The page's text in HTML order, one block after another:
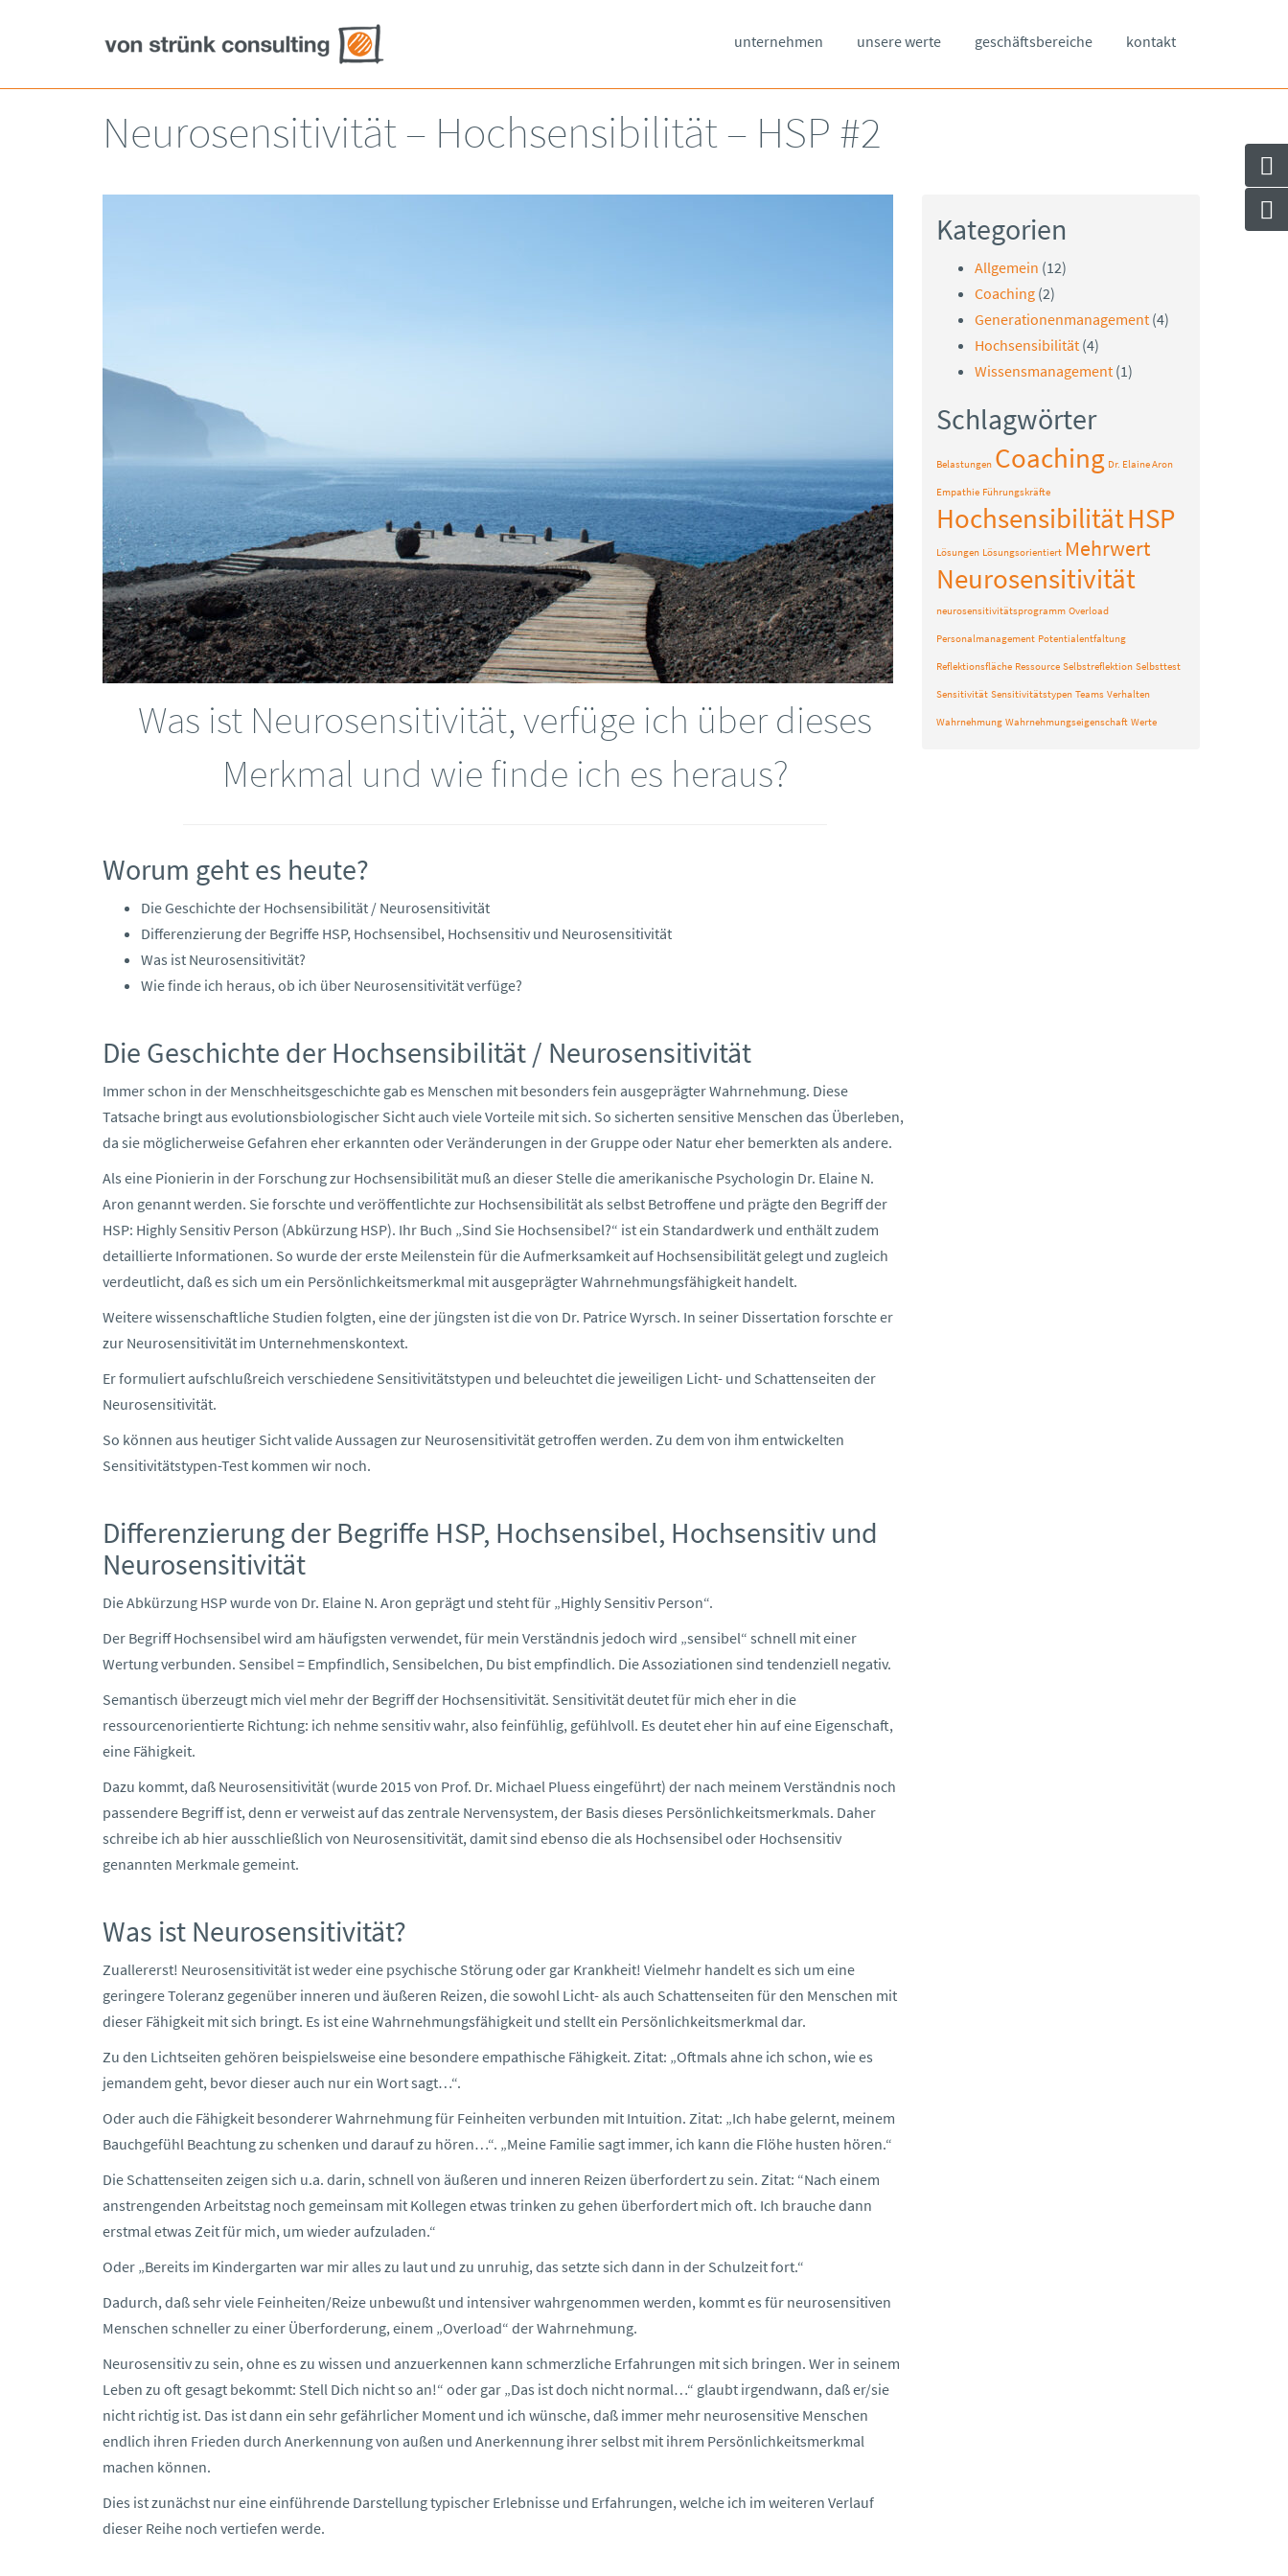
unternehmen unsere werte geschäftsbereiche kontakt
Neurosensitivität – Hochsensibilität – HSP #2
Was ist Neurosensitivität, verfüge ich über dieses
Merkmal und wie finde ich es heraus?
Worum geht es heute?
Die Geschichte der Hochsensibilität / Neurosensitivität
Differenzierung der Begriffe HSP, Hochsensibel, Hochsensitiv und Neurosensitivität
Was ist Neurosensitivität?
Wie finde ich heraus, ob ich über Neurosensitivität verfüge?
Die Geschichte der Hochsensibilität / Neurosensitivität
Immer schon in der Menschheitsgeschichte gab es Menschen mit besonders fein ausgeprägter Wahrnehmung. Diese
Tatsache bringt aus evolutionsbiologischer Sicht auch viele Vorteile mit sich. So sicherten sensitive Menschen das Überleben,
da sie möglicherweise Gefahren eher erkannten oder Veränderungen in der Gruppe oder Natur eher bemerkten als andere.
Als eine Pionierin in der Forschung zur Hochsensibilität muß an dieser Stelle die amerikanische Psychologin Dr. Elaine N.
Aron genannt werden. Sie forschte und veröffentlichte zur Hochsensibilität als selbst Betroffene und prägte den Begriff der
HSP: Highly Sensitiv Person (Abkürzung HSP). Ihr Buch „Sind Sie Hochsensibel?“ ist ein Standardwerk und enthält zudem
detaillierte Informationen. So wurde der erste Meilenstein für die Aufmerksamkeit auf Hochsensibilität gelegt und zugleich
verdeutlicht, daß es sich um ein Persönlichkeitsmerkmal mit ausgeprägter Wahrnehmungsfähigkeit handelt.
Weitere wissenschaftliche Studien folgten, eine der jüngsten ist die von Dr. Patrice Wyrsch. In seiner Dissertation forschte er
zur Neurosensitivität im Unternehmenskontext.
Er formuliert aufschlußreich verschiedene Sensitivitätstypen und beleuchtet die jeweiligen Licht- und Schattenseiten der
Neurosensitivität.
So können aus heutiger Sicht valide Aussagen zur Neurosensitivität getroffen werden. Zu dem von ihm entwickelten
Sensitivitätstypen-Test kommen wir noch.
Differenzierung der Begriffe HSP, Hochsensibel, Hochsensitiv und
Neurosensitivität
Die Abkürzung HSP wurde von Dr. Elaine N. Aron geprägt und steht für „Highly Sensitiv Person“.
Der Begriff Hochsensibel wird am häufigsten verwendet, für mein Verständnis jedoch wird „sensibel“ schnell mit einer
Wertung verbunden. Sensibel = Empfindlich, Sensibelchen, Du bist empfindlich. Die Assoziationen sind tendenziell negativ.
Semantisch überzeugt mich viel mehr der Begriff der Hochsensitivität. Sensitivität deutet für mich eher in die
ressourcenorientierte Richtung: ich nehme sensitiv wahr, also feinfühlig, gefühlvoll. Es deutet eher hin auf eine Eigenschaft,
eine Fähigkeit.
Dazu kommt, daß Neurosensitivität (wurde 2015 von Prof. Dr. Michael Pluess eingeführt) der nach meinem Verständnis noch
passendere Begriff ist, denn er verweist auf das zentrale Nervensystem, der Basis dieses Persönlichkeitsmerkmals. Daher
schreibe ich ab hier ausschließlich von Neurosensitivität, damit sind ebenso die als Hochsensibel oder Hochsensitiv
genannten Merkmale gemeint.
Was ist Neurosensitivität?
Zuallererst! Neurosensitivität ist weder eine psychische Störung oder gar Krankheit! Vielmehr handelt es sich um eine
geringere Toleranz gegenüber inneren und äußeren Reizen, die sowohl Licht- als auch Schattenseiten für den Menschen mit
dieser Fähigkeit mit sich bringt. Es ist eine Wahrnehmungsfähigkeit und stellt ein Persönlichkeitsmerkmal dar.
Zu den Lichtseiten gehören beispielsweise eine besondere empathische Fähigkeit. Zitat: „Oftmals ahne ich schon, wie es
jemandem geht, bevor dieser auch nur ein Wort sagt…“.
Oder auch die Fähigkeit besonderer Wahrnehmung für Feinheiten verbunden mit Intuition. Zitat: „Ich habe gelernt, meinem
Bauchgefühl Beachtung zu schenken und darauf zu hören…“. „Meine Familie sagt immer, ich kann die Flöhe husten hören.“
Die Schattenseiten zeigen sich u.a. darin, schnell von äußeren und inneren Reizen überfordert zu sein. Zitat: “Nach einem
anstrengenden Arbeitstag noch gemeinsam mit Kollegen etwas trinken zu gehen überfordert mich oft. Ich brauche dann
erstmal etwas Zeit für mich, um wieder aufzuladen.“
Oder „Bereits im Kindergarten war mir alles zu laut und zu unruhig, das setzte sich dann in der Schulzeit fort.“
Dadurch, daß sehr viele Feinheiten/Reize unbewußt und intensiver wahrgenommen werden, kommt es für neurosensitiven
Menschen schneller zu einer Überforderung, einem „Overload“ der Wahrnehmung.
Neurosensitiv zu sein, ohne es zu wissen und anzuerkennen kann schmerzliche Erfahrungen mit sich bringen. Wer in seinem
Leben zu oft gesagt bekommt: Stell Dich nicht so an!“ oder gar „Das ist doch nicht normal…“ glaubt irgendwann, daß er/sie
nicht richtig ist. Das ist dann ein sehr gefährlicher Moment und ich wünsche, daß immer mehr neurosensitive Menschen
endlich ihren Frieden durch Anerkennung von außen und Anerkennung ihrer selbst mit ihrem Persönlichkeitsmerkmal
machen können.
Dies ist zunächst nur eine einführende Darstellung typischer Erlebnisse und Erfahrungen, welche ich im weiteren Verlauf
dieser Reihe noch vertiefen werde.
Kategorien
Allgemein (12)
Coaching (2)
Generationenmanagement (4)
Hochsensibilität (4)
Wissensmanagement (1)
Schlagwörter
Belastungen Coaching Dr. Elaine Aron
Empathie Führungskräfte
HochsensibilitätHSP
Lösungen Lösungsorientiert Mehrwert
Neurosensitivität
neurosensitivitätsprogramm Overload
Personalmanagement Potentialentfaltung
Reflektionsfläche Ressource Selbstreflektion Selbsttest
Sensitivität Sensitivitätstypen Teams Verhalten
Wahrnehmung Wahrnehmungseigenschaft Werte